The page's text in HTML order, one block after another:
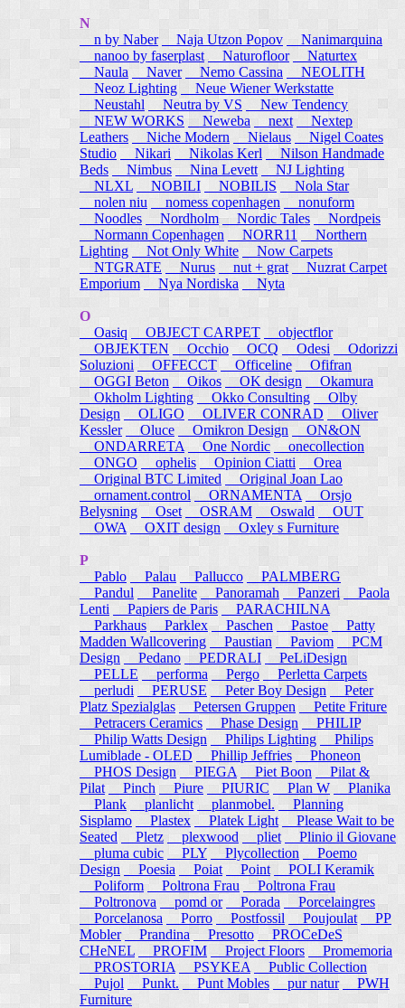
N
n by Naber
Naja Utzon Popov
Nanimarquina
nanoo by faserplast
Naturofloor
Naturtex
Naula
Naver Nemo Cassina
NEOLITH
Neoz Lighting
Neue Wiener Werkstatte
Neustahl
Neutra by VS
New Tendency
NEW WORKS
Neweba next
Nextep
Leathers
Niche Modern Nielaus
Nigel Coates
Studio
Nikari Nikolas Kerl
Nilson Handmade
Beds
Nimbus Nina Levett
NJ Lighting
NLXL
NOBILI NOBILIS
Nola Star
nolen niu
nomess copenhagen
nonuform
Noodles
Nordholm Nordic Tales
Nordpeis
Normann Copenhagen
NORR11
Northern
Lighting
Not Only White
Now Carpets
NTGRATE
Nurus nut + grat
Nuzrat Carpet
Emporium
Nya Nordiska Nyta
O
Oasiq
OBJECT CARPET
objectflor
OBJEKTEN
Occhio OCQ Odesi
Odorizzi
Soluzioni
OFFECCT Officeline
Ofifran
OGGI Beton
Oikos OK design
Okamura
Okholm Lighting
Okko Consulting
Olby
Design
OLIGO OLIVER CONRAD
Oliver
Kessler
Oluce Omikron Design
ON&ON
ONDARRETA
One Nordic
onecollection
ONGO
ophelis Opinion Ciatti
Orea
Original BTC Limited
Original Joan Lao
ornament.control
ORNAMENTA
Orsjo
Belysning
Oset OSRAM Oswald
OUT
OWA
OXIT design Oxley s Furniture
P
Pablo
Palau Pallucco
PALMBERG
Pandul
Panelite Panoramah Panzeri
Paola
Lenti
Papiers de Paris
PARACHILNA
Parkhaus
Parklex Paschen Pastoe
Patty
Madden Wallcovering
Paustian Paviom
PCM
Design
Pedano PEDRALI
PeLiDesign
PELLE
performa Pergo
Perletta Carpets
perludi
PERUSE Peter Boy Design
Peter
Platz Spezialglas
Petersen Gruppen
Petite Friture
Petracers Ceramics
Phase Design
PHILIP
Philip Watts Design
Philips Lighting
Philips
Lumiblade - OLED
Phillip Jeffries
Phoneon
PHOS Design
PIEGA Piet Boon
Pilat &
Pilat
Pinch Piure PIURIC Plan W
Planika
Plank
planlicht planmobel. Planning
Sisplamo
Plastex Platek Light
Please Wait to be
Seated
Pletz plexwood pliet
Plinio il Giovane
pluma cubic
PLY Plycollection
Poemo
Design
Poesia Poiat Point
POLI Keramik
Poliform
Poltrona Frau
Poltrona Frau
Poltronova
pomd or Porada
Porcelaingres
Porcelanosa
Porro Postfossil Poujoulat
PP
Mobler
Prandina Presotto
PROCeDeS
CHeNEL
PROFIM Project Floors
Promemoria
PROSTORIA
PSYKEA
Public Collection
Pujol
Punkt. Punt Mobles pur natur
PWH
Furniture